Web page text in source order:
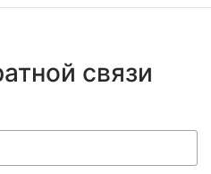
связи